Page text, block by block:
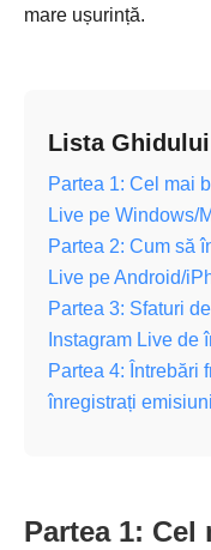
mare ușurință.
Lista Ghidului
Partea 1: Cel mai
Live pe Windows/
Partea 2: Cum să
Live pe Android/
Partea 3: Sfaturi
Instagram Live de
Partea 4: Întrebări
înregistrați
Partea 1: